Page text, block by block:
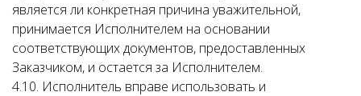
является ли конкретная причина уважительной,
принимается Исполнителем на основании
соответствующих документов, предоставленных
Заказчиком, и остается за Исполнителем.
4.10. Исполнитель вправе использовать и